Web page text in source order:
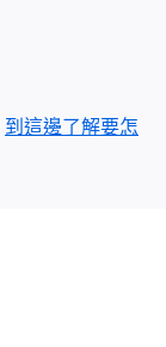
到這邊了解要怎